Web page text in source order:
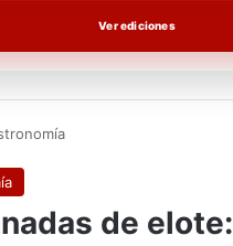
Ver ediciones
de